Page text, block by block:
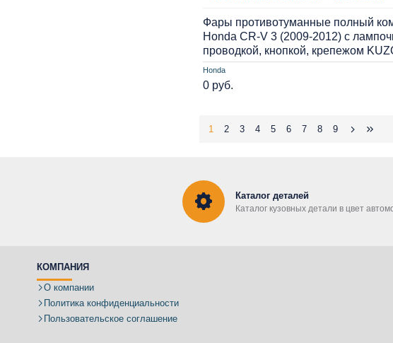
Honda
Фары противотуманные полный
Honda CR-V 3 (2009-2012) с
проводкой, кнопкой, крепежом
0 руб.
1 2 3 4 5 6 7 8 9
Каталог деталей
Каталог кузовных детали в цвет
КОМПАНИЯ
О компании
Политика конфиденциальности
Пользовательское соглашение